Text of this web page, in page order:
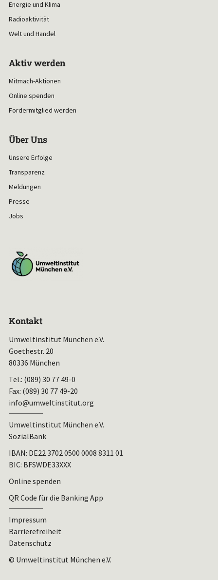
Energie und Klima
Radioaktivität
Welt und Handel
Aktiv werden
Mitmach-Aktionen
Online spenden
Fördermitglied werden
Über Uns
Unsere Erfolge
Transparenz
Meldungen
Presse
Jobs
Kontakt
Umweltinstitut München e.V.
Goethestr. 20
80336 München
Tel.: (089) 30 77 49-0
Fax: (089) 30 77 49-20
info@umweltinstitut.org
Umweltinstitut München e.V.
SozialBank
IBAN: DE22 3702 0500 0008 8311 01
BIC: BFSWDE33XXX
Online spenden
QR Code für die Banking App
Impressum
Barrierefreiheit
Datenschutz
© Umweltinstitut München e.V.